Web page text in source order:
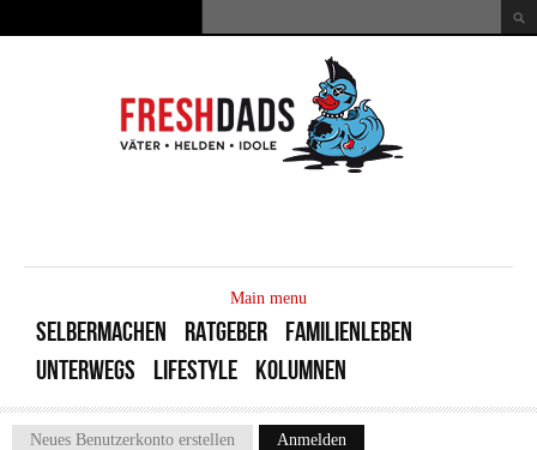
Suchformular
Main menu
SELBERMACHEN RATGEBER
FAMILIENLEBEN
UNTERWEGS
LIFESTYLE KOLUMNEN
Neues Benutzerkonto erstellen Anmelden